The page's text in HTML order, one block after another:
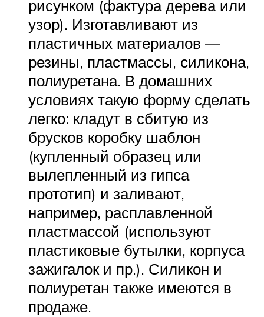
рисунком (фактура дерева или
узор). Изготавливают из
пластичных материалов —
резины, пластмассы, силикона,
полиуретана. В домашних
условиях такую форму сделать
легко: кладут в сбитую из
брусков коробку шаблон
(купленный образец или
вылепленный из гипса
прототип) и заливают,
например, расплавленной
пластмассой (используют
пластиковые бутылки, корпуса
зажигалок и пр.). Силикон и
полиуретан также имеются в
продаже.